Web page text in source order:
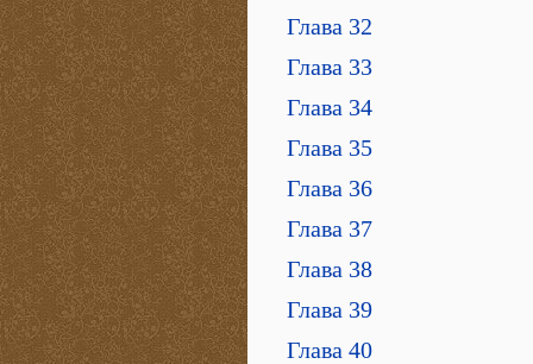
Глава 32
Глава 33
Глава 34
Глава 35
Глава 36
Глава 37
Глава 38
Глава 39
Глава 40